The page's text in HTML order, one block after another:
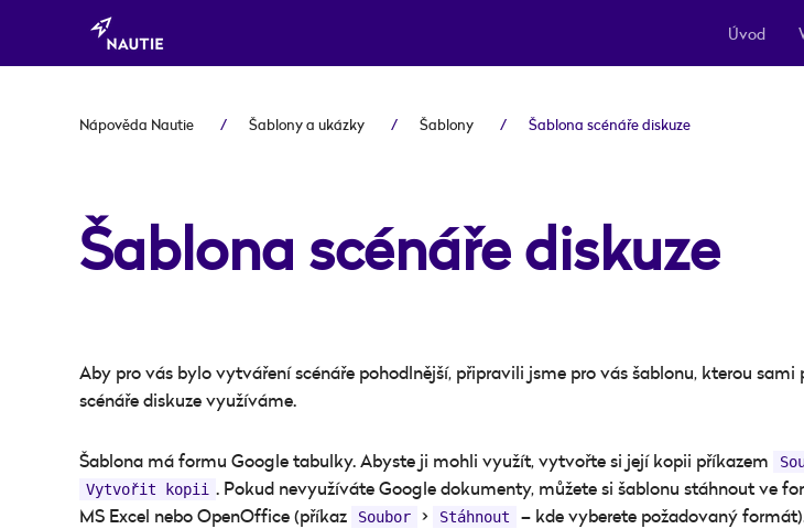
Úvod
Nápověda Nautie Šablony a ukázky Šablony Šablona scénáře diskuze
Šablona scénáře diskuze
Aby pro vás bylo vytváření scénáře pohodlnější, připravili jsme pro vás šablonu, kterou sami
scénáře diskuze využíváme.
Šablona má formu Google tabulky. Abyste ji mohli využít, vytvořte si její kopii příkazem
Vytvořit kopii . Pokud nevyužíváte Google dokumenty, můžete si šablonu stáhnout ve
MS Excel nebo OpenOffice (příkaz
Soubor > Stáhnout – kde vyberete požadovaný